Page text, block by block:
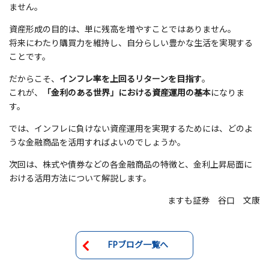
ません。
資産形成の目的は、単に残高を増やすことではありません。
将来にわたり購買力を維持し、自分らしい豊かな生活を実現する
ことです。
だからこそ、 インフレ率を上回るリターンを目指す。
これが、
「金利のある世界」における資産運用の基本になりま
す。
では、インフレに負けない資産運用を実現するためには、どのよ
うな金融商品を活用すればよいのでしょうか。
次回は、株式や債券などの各金融商品の特徴と、金利上昇局面に
おける活用方法について解説します。
ますも証券 谷口 文康
FPブログ一覧へ